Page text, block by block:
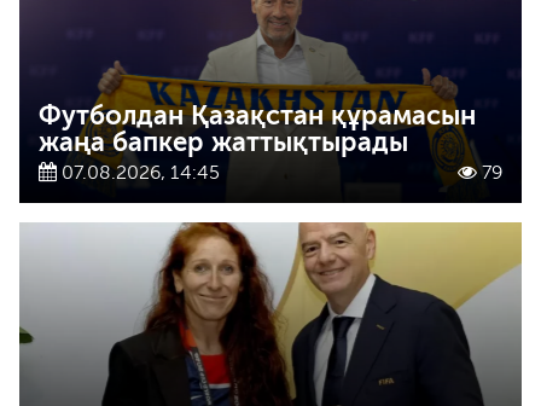
Футболдан Қазақстан құрамасын
жаңа бапкер жаттықтырады
07.08.2026, 14:45 79